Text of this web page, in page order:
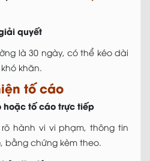
quyết
là 30 ngày, có thể kéo dài
khăn.
tố cáo
hoặc tố cáo trực tiếp
hành vi vi phạm, thông tin
bằng chứng kèm theo.